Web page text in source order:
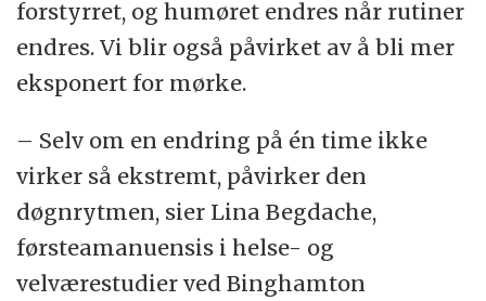
forstyrret, og humøret endres når rutiner
endres. Vi blir også påvirket av å bli mer
eksponert for mørke.
– Selv om en endring på én time ikke
virker så ekstremt, påvirker den
døgnrytmen, sier Lina Begdache,
førsteamanuensis i helse- og
velværestudier ved Binghamton